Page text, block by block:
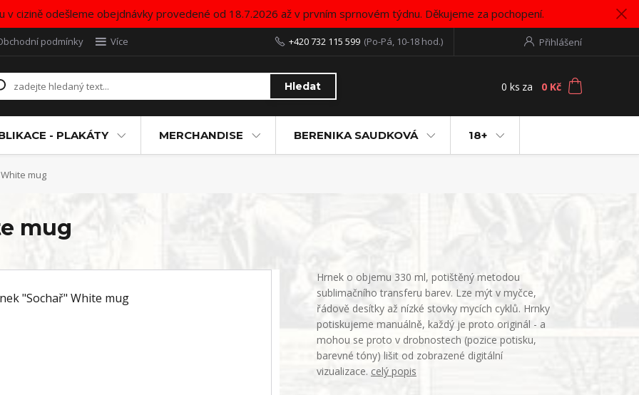
cizině odešleme obejdnávky provedené od 18.7.2026 až v prvním sprnovém týdnu. Děkujeme za pochopení.
podmínky Více Přihlášení
Hledat
+420 732 115 599 (Po-Pá, 10-18 hod.)
0 ks za 0 Kč
- PLAKÁTY MERCHANDISE BERENIKA SAUDKOVÁ 18+
mug
mug
Hrnek o objemu 330 ml, potištěný metodou
sublimačního transferu barev. Lze mýt v myčce,
řádově desítky až nízké stovky mycích cyklů. Hrnky
potiskujeme manuálně, každý je proto originál - a
mohou se proto v drobnostech (pozice potisku,
barevné tóny) lišit od zobrazené digitální
vizualizace. celý popis